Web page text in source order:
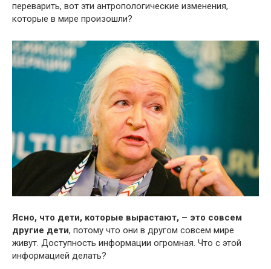
переварить, вот эти антропологические изменения,
которые в мире произошли?
Ясно, что дети, которые вырастают, – это совсем
другие дети, потому что они в другом совсем мире
живут. Доступность информации огромная. Что с этой
информацией делать?